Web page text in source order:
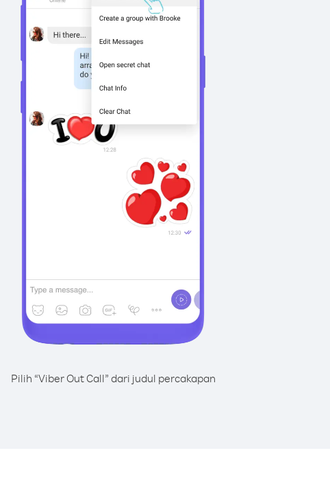
Pilih “Viber Out Call” dari judul percakapan